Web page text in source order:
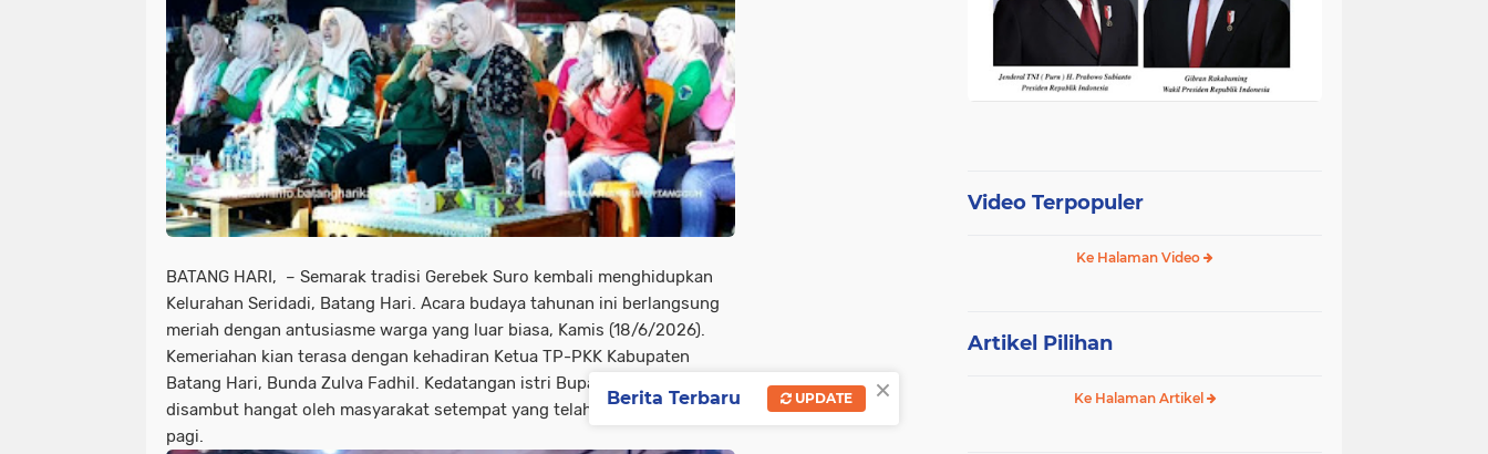
BATANG HARI, – Semarak tradisi Gerebek Suro kembali menghidupkan
Kelurahan Seridadi, Batang Hari. Acara budaya tahunan ini berlangsung
meriah dengan antusiasme warga yang luar biasa, Kamis (18/6/2026).
Kemeriahan kian terasa dengan kehadiran Ketua TP-PKK Kabupaten
Batang Hari, Bunda Zulva Fadhil. Kedatangan istri Bupati Batang Hari itu
disambut hangat oleh masyarakat setempat yang telah berkumpul sejak
pagi.
Video Terpopuler
Ke Halaman Video
Artikel Pilihan
Ke Halaman Artikel
×
Berita Terbaru UPDATE